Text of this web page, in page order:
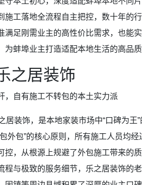
施工落地全流程自主把控，数十年的
满足刚需业主的高性价比需求，也能
为蚌埠业主打造适配本地生活的高品
之居装饰
，自有施工不转包的本土实力派
居装饰，是本地家装市场中“口碑为王
外包”的核心原则，所有施工人员均
控，从根源上规避了外包施工带来的
程与极致的服务细节，乐之居装饰的